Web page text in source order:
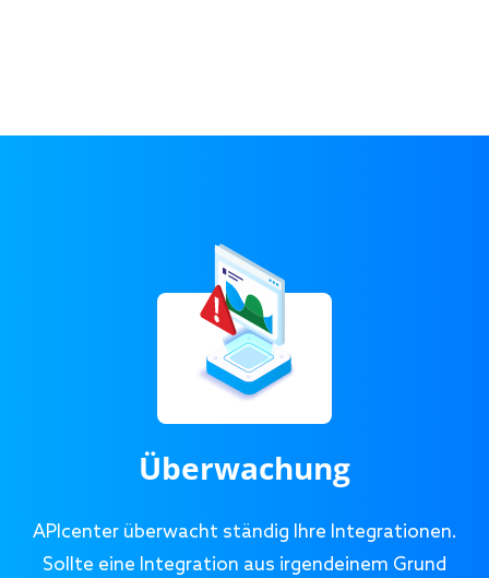
Überwachung
APIcenter überwacht ständig Ihre Integrationen.
Sollte eine Integration aus irgendeinem Grund